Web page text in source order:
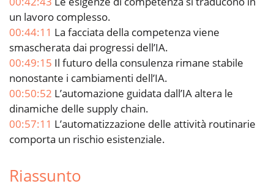
un lavoro complesso.
00:44:11 La facciata della competenza viene
smascherata dai progressi dell’IA.
00:49:15 Il futuro della consulenza rimane stabile
nonostante i cambiamenti dell’IA.
00:50:52 L’automazione guidata dall’IA altera le
dinamiche delle supply chain.
00:57:11 L’automatizzazione delle attività routinarie
comporta un rischio esistenziale.
Riassunto